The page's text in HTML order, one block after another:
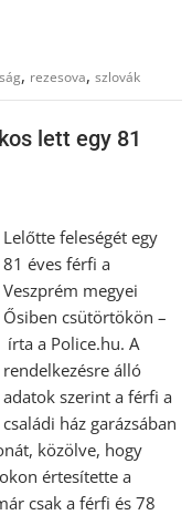
, rezesova,szlovák
lett egy 81
Lelőtte feleségét egy
81 éves férfi a
Veszprém megyei
Ősiben csütörtökön –
írta a Police.hu. A
rendelkezésre álló
adatok szerint a férfi a
családi ház garázsában
közölve, hogy
értesítette a
csak a férfi és 78